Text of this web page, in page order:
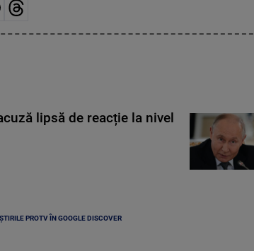
lipsă de reacție la nivel
PROTV ÎN GOOGLE DISCOVER